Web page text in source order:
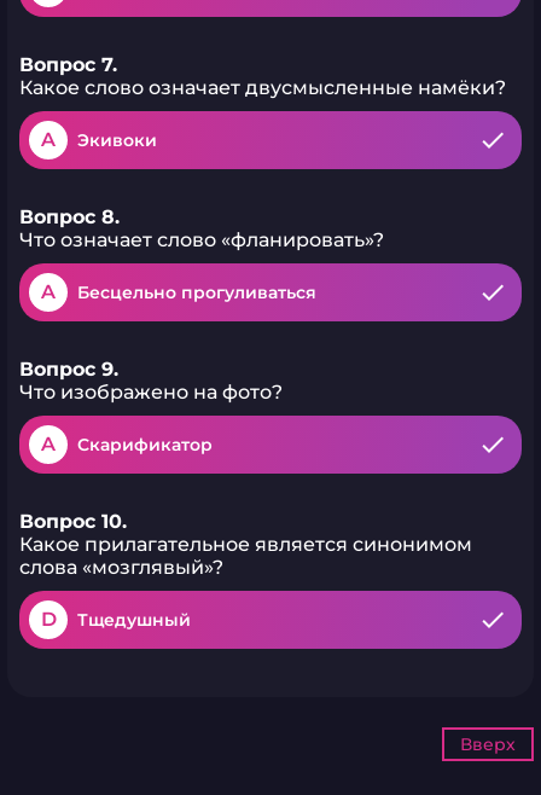
Вопрос 7.
Какое слово означает двусмысленные намёки?
A Экивоки
Вопрос 8.
Что означает слово «фланировать»?
A Бесцельно прогуливаться
Вопрос 9.
Что изображено на фото?
A Скарификатор
Вопрос 10.
Какое прилагательное является синонимом
слова «мозглявый»?
D Тщедушный
Вверх